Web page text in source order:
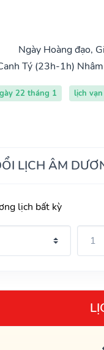
Ngày Hoàng đạo,
Tý (23h-1h)
22 tháng 1 lịch
LỊCH ÂM
lịch bất kỳ